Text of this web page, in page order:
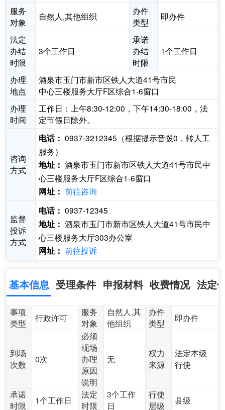
服务
对象
自然人,其他组织
办件
类型
即办件
法定
办结
时限
3个工作日
承诺
办结
时限
1个工作日
办理
地点
酒泉市玉门市新市区铁人大道41号市民
中心三楼服务大厅F区综合1-6窗口
办理
时间
工作日：上午8:30-12:00，下午14:30-18:00，法
定节假日除外。
咨询
方式
电话： 0937-3212345（根据提示音拨0，转人工
服务）
地址： 酒泉市玉门市新市区铁人大道41号市民中
心三楼服务大厅F区综合1-6窗口
网址： 前往咨询
监督
投诉
方式
电话： 0937-12345
地址： 酒泉市玉门市新市区铁人大道41号市民中
心三楼服务大厅303办公室
网址： 前往投诉
基本信息 受理条件 申报材料 收费情况 法定
事项
类型
行政许可
服务
对象
自然人,其
他组织
办件
类型
即办件
到场
次数
0次
必须
现场
办理
原因
说明
无
权力
来源
法定本级
行使
承诺
时限
1个工作日
法定
时限
3个工作
日
行使
层级
县级